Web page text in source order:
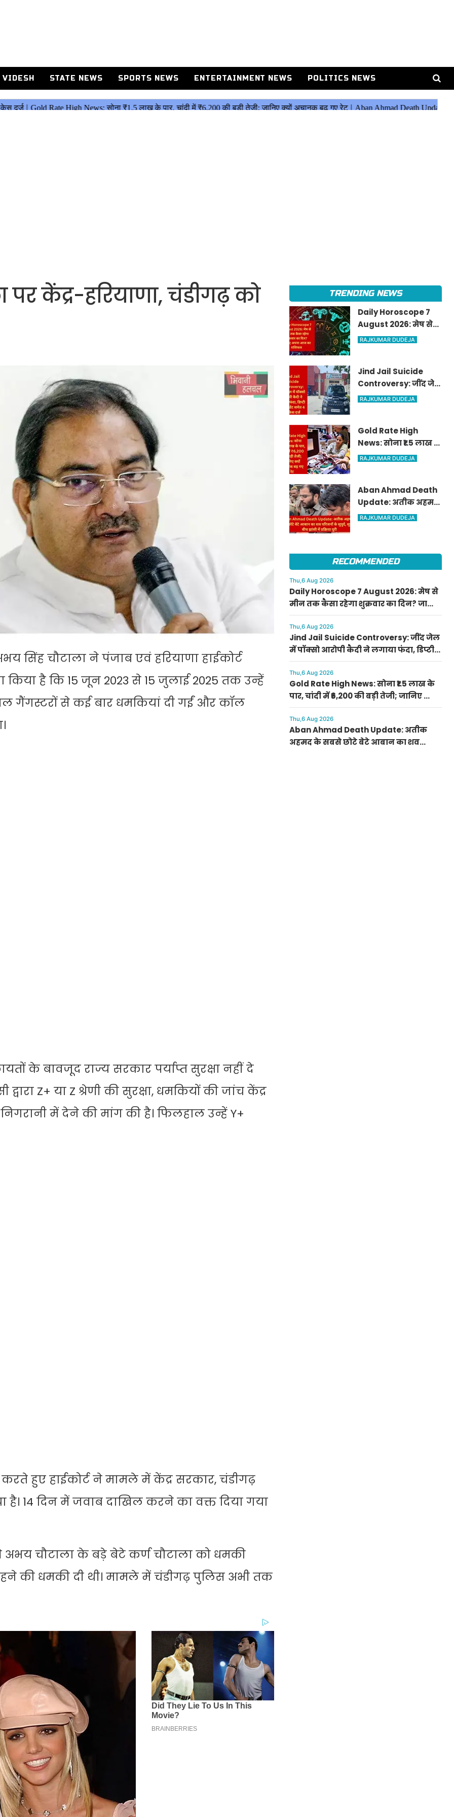
VIDESH STATE NEWS SPORTS NEWS ENTERTAINMENT NEWS POLITICS NEWS
केंद्र-हरियाणा, चंडीगढ़ को
सिंह चौटाला ने पंजाब एवं हरियाणा हाईकोर्ट
किया है कि 15 जून 2023 से 15 जुलाई 2025 तक उन्हें
गैंगस्टरों से कई बार धमकियां दी गईं और कॉल
के बावजूद राज्य सरकार पर्याप्त सुरक्षा नहीं दे
Z+ या Z श्रेणी की सुरक्षा, धमकियों की जांच केंद्र
में देने की मांग की है। फिलहाल उन्हें Y+
हुए हाईकोर्ट ने मामले में केंद्र सरकार, चंडीगढ़
है। 14 दिन में जवाब दाखिल करने का वक्त दिया गया
अभय चौटाला के बड़े बेटे कर्ण चौटाला को धमकी
की धमकी दी थी। मामले में चंडीगढ़ पुलिस अभी तक
TRENDING NEWS
Daily Horoscope 7
August 2026: मेष से
मीन तक कैसा रहेगा
RAJKUMAR DUDEJA
Jind Jail Suicide
Controversy: जींद जेल
में पॉक्सो आरोपी कैदी ने
केस दर्ज
RAJKUMAR DUDEJA
Gold Rate High
News: सोना ₹1.5 लाख के
पार, चांदी में ₹6,200 की
RAJKUMAR DUDEJA
Aban Ahmad Death
Update: अतीक अहमद
के सबसे छोटे बेटे आबान
RAJKUMAR DUDEJA
RECOMMENDED
Thu,6 Aug 2026
Daily Horoscope 7 August 2026: मेष से
मीन तक कैसा रहेगा शुक्रवार का दिन? जानिए
अपना आज का राशिफल
Thu,6 Aug 2026
Jind Jail Suicide Controversy: जींद जेल
में पॉक्सो आरोपी कैदी ने लगाया फंदा, डिप्टी
सुपरिंटेंडेंट समेत 4 पर केस दर्ज
Thu,6 Aug 2026
Gold Rate High News: सोना ₹1.5 लाख के
पार, चांदी में ₹6,200 की बड़ी तेजी; जानिए क्यों
अचानक बढ़ गए रेट
Thu,6 Aug 2026
Aban Ahmad Death Update: अतीक
अहमद के सबसे छोटे बेटे आबान का शव